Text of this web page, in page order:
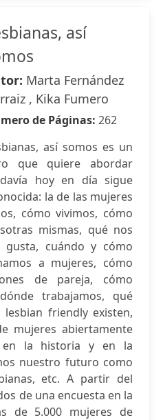
así
Marta Fernández
, Kika Fumero
de Páginas: 262
así somos es un
que quiere abordar
hoy en día sigue
la de las mujeres
cómo vivimos, cómo
mismas, qué nos
cuándo y cómo
a mujeres, cómo
de pareja, cómo
trabajamos, qué
friendly existen,
mujeres abiertamente
en la historia y en la
nuestro futuro como
etc. A partir del
de una encuesta en la
de 5.000 mujeres de